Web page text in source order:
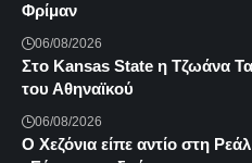
Φρίμαν
06/08/2026
Στο Kansas State η Τζωάνα
του Αθηναϊκού
06/08/2026
Ο Χεζόνια είπε αντίο στη